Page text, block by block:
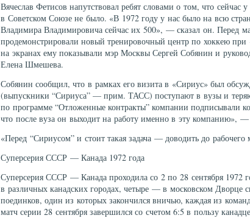
Вячеслав Фетисов напутствовал ребят словами о том, что сейчас
в Советском Союзе не было. «В 1972 году у нас было на всю
Владимира Владимировича сейчас их 500», — сказал он. Перед
продемонстрировали новый тренировочный центр по хоккею
на экранах ему показывали мэр Москвы Сергей Собянин и
Елена Шмешева.
Собянин сообщил, что в рамках его визита в «Сириус» был
(выпускники “Сириуса” — прим. ТАСС) поступают в вузы и
по программе “Отложенные контракты” компании подписывали
что после вуза он выходит на работу именно в эту компанию»,
«Перед “Сириусом” и стоит такая задача — доводить до
Суперсерия СССР — Канада 1972 года
Суперсерия СССР — Канада проходила со 2 по 28 сентября 1972
в различных канадских городах, четыре — в московском Дворце
поединков, один из которых закончился вничью, каждая из
матч серии 28 сентября завершился со счетом 6:5 в пользу